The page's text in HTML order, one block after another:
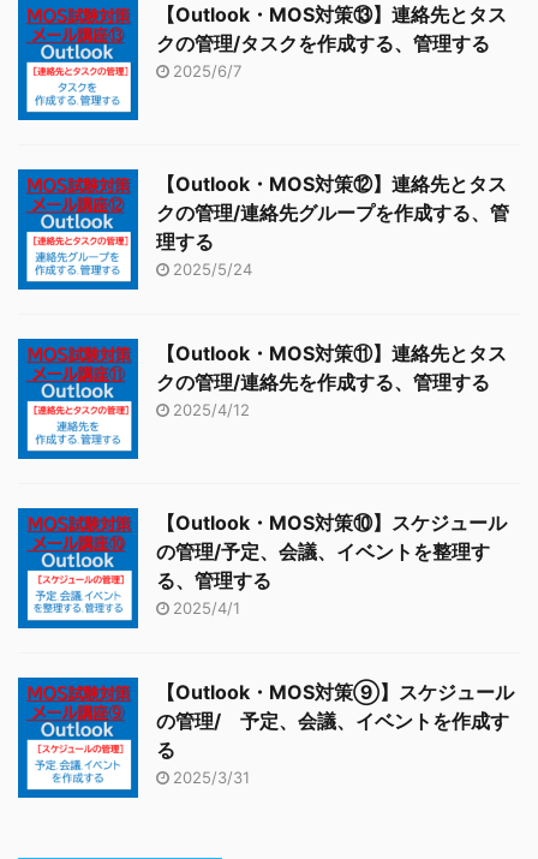
【Outlook・MOS対策⑬】連絡先とタス
クの管理/タスクを作成する、管理する
2025/6/7
【Outlook・MOS対策⑫】連絡先とタス
クの管理/連絡先グループを作成する、管
理する
2025/5/24
【Outlook・MOS対策⑪】連絡先とタス
クの管理/連絡先を作成する、管理する
2025/4/12
【Outlook・MOS対策⑩】スケジュール
の管理/予定、会議、イベントを整理す
る、管理する
2025/4/1
【Outlook・MOS対策⑨】スケジュール
の管理/ 予定、会議、イベントを作成す
る
2025/3/31